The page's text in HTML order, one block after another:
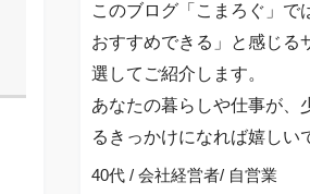
このブログ「こまろぐ」で
おすすめできる」と感じる
選してご紹介します。
あなたの暮らしや仕事が、
るきっかけになれば嬉しい
40代 / 会社経営者/ 自営業